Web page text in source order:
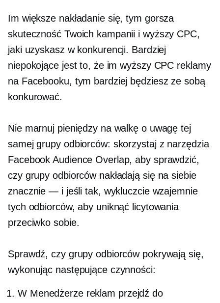
Im większe nakładanie się, tym gorsza
skuteczność Twoich kampanii i wyższy CPC,
jaki uzyskasz w konkurencji. Bardziej
niepokojące jest to, że im wyższy CPC reklamy
na Facebooku, tym bardziej będziesz ze sobą
konkurować.
Nie marnuj pieniędzy na walkę o uwagę tej
samej grupy odbiorców: skorzystaj z narzędzia
Facebook Audience Overlap, aby sprawdzić,
czy grupy odbiorców nakładają się na siebie
znacznie — ijeśli tak, wykluczcie wzajemnie
tych odbiorców, aby uniknąć licytowania
przeciwko sobie.
Sprawdź, czy grupy odbiorców pokrywają się,
wykonując następujące czynności:
W Menedżerze reklam przejdź do